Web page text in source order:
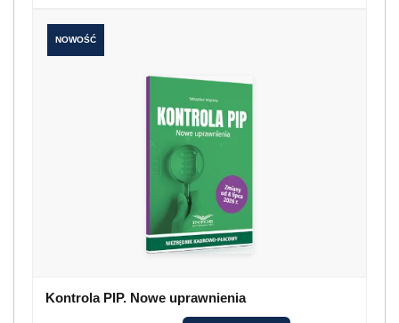
NOWOŚĆ
Kontrola PIP. Nowe uprawnienia